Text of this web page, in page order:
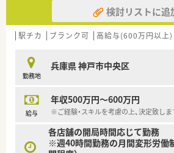
【想定される業務内容】
■精神科や心療内科の処方箋に基づく
患者様への分かりやすい服薬指導をお
れ、薬剤師としての対応力を総合的に
■薬剤師だけでなく栄養士や調剤アシ
検討リストに追
駅チカ ブランク可 高給与(600万円以上)
勤務地
兵庫県 神戸市中央区
給与
年収500万円～600万円
※ご経験・スキルを考慮の上、決定致しま
各店舗の開局時間応じて勤務
※週40時間勤務の月間変形労働